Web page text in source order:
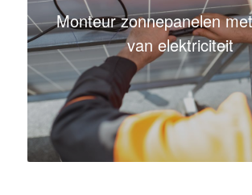
Monteur zonnepanelen
van elektriciteit